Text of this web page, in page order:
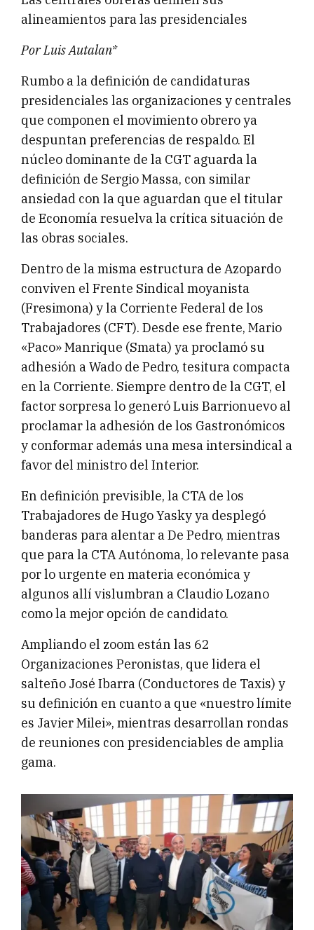
alineamientos para las presidenciales
Por Luis Autalan*
Rumbo a la definición de candidaturas
presidenciales las organizaciones y centrales
que componen el movimiento obrero ya
despuntan preferencias de respaldo. El
núcleo dominante de la CGT aguarda la
definición de Sergio Massa, con similar
ansiedad con la que aguardan que el titular
de Economía resuelva la crítica situación de
las obras sociales.
Dentro de la misma estructura de Azopardo
conviven el Frente Sindical moyanista
(Fresimona) y la Corriente Federal de los
Trabajadores (CFT). Desde ese frente, Mario
«Paco» Manrique (Smata) ya proclamó su
adhesión a Wado de Pedro, tesitura compacta
en la Corriente. Siempre dentro de la CGT, el
factor sorpresa lo generó Luis Barrionuevo al
proclamar la adhesión de los Gastronómicos
y conformar además una mesa intersindical a
favor del ministro del Interior.
En definición previsible, la CTA de los
Trabajadores de Hugo Yasky ya desplegó
banderas para alentar a De Pedro, mientras
que para la CTA Autónoma, lo relevante pasa
por lo urgente en materia económica y
algunos allí vislumbran a Claudio Lozano
como la mejor opción de candidato.
Ampliando el zoom están las 62
Organizaciones Peronistas, que lidera el
salteño José Ibarra (Conductores de Taxis) y
su definición en cuanto a que «nuestro límite
es Javier Milei», mientras desarrollan rondas
de reuniones con presidenciables de amplia
gama.